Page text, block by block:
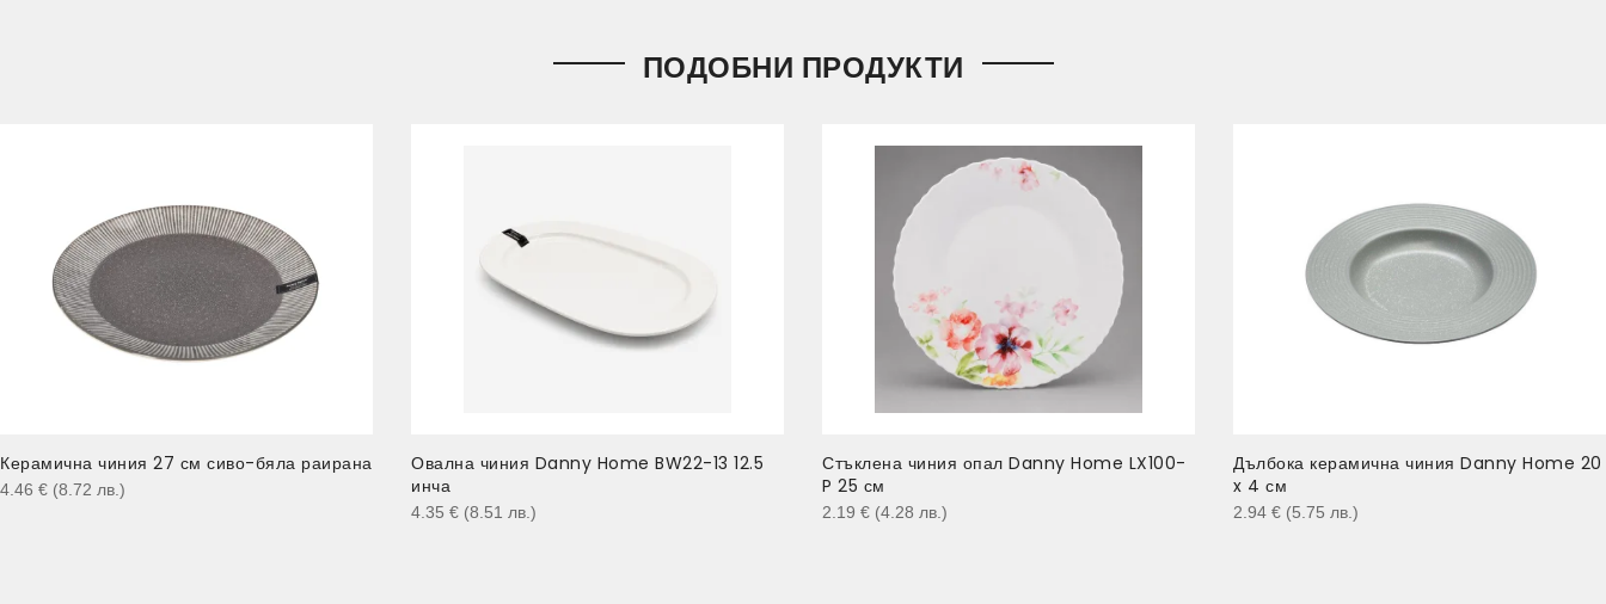
ПОДОБНИ ПРОДУКТИ
Керамична чиния 27 см сиво-бяла раирана
4.46 € (8.72 лв. )
Овална чиния Danny Home BW22-13 12.5
инча
4.35 € (8.51 лв. )
Стъклена чиния опал Danny Home LX100-
P 25 см
2.19 € (4.28 лв. )
Дълбока керамична чиния Danny Home 20
x 4 см
2.94 € (5.75 лв. )